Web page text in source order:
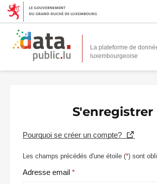
La plateforme de
S'enregistrer
Pourquoi se créer un compte?
Les champs précédés d'une étoile (*) sont
Adresse email